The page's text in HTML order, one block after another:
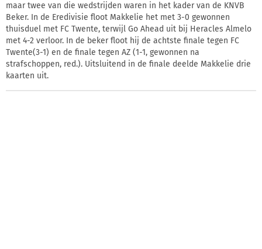
maar twee van die wedstrijden waren in het kader van de KNVB
Beker. In de Eredivisie floot Makkelie het met 3-0 gewonnen
thuisduel met FC Twente, terwijl Go Ahead uit bij Heracles Almelo
met 4-2 verloor. In de beker floot hij de achtste finale tegen FC
Twente(3-1) en de finale tegen AZ (1-1, gewonnen na
strafschoppen, red.). Uitsluitend in de finale deelde Makkelie drie
kaarten uit.